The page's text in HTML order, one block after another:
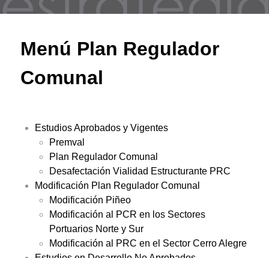
Menú Plan Regulador
Comunal
Estudios Aprobados y Vigentes
Premval
Plan Regulador Comunal
Desafectación Vialidad Estructurante PRC
Modificación Plan Regulador Comunal
Modificación Piñeo
Modificación al PCR en los Sectores
Portuarios Norte y Sur
Modificación al PRC en el Sector Cerro Alegre